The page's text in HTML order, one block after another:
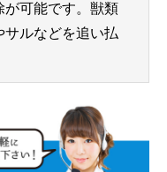
が可能です。獣類
サルなどを追い払